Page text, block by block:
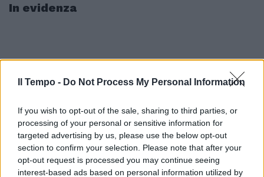
Il Tempo - Do Not Process My Personal Information
If you wish to opt-out of the sale, sharing to third parties, or
processing of your personal or sensitive information for
targeted advertising by us, please use the below opt-out
section to confirm your selection. Please note that after your
opt-out request is processed you may continue seeing
interest-based ads based on personal information utilized by
In evidenza